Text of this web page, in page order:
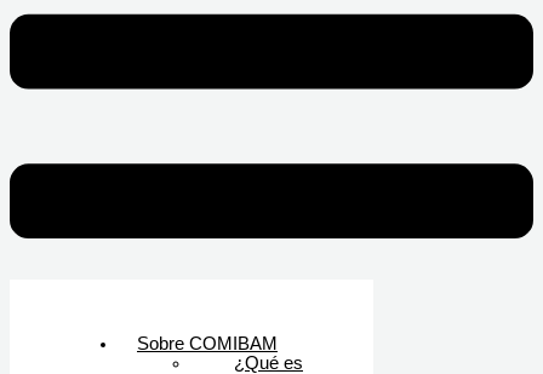
Sobre COMIBAM
¿Qué es